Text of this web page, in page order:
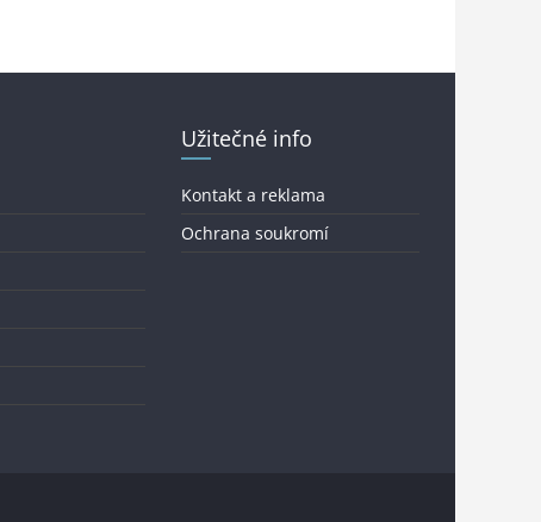
Užitečné info
Kontakt a reklama
Ochrana soukromí